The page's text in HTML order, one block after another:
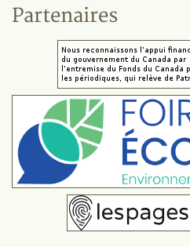
Partenaires